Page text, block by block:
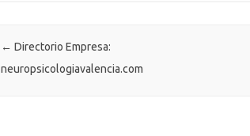
Navegación de entradas
← Directorio Empresa:
neuropsicologiavalencia.com